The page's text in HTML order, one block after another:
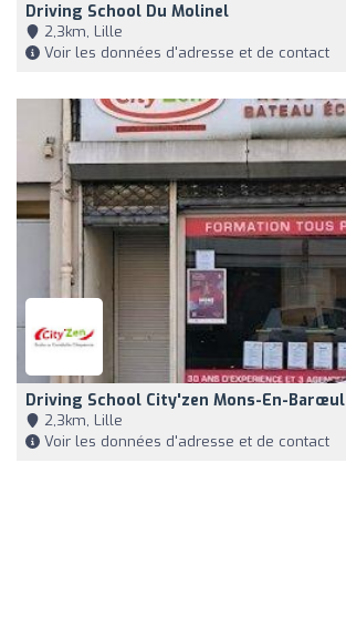
Driving School Du Molinel
2,3km, Lille
Voir les données d'adresse et de contact
Driving School City'zen Mons-En-Barœul
2,3km, Lille
Voir les données d'adresse et de contact